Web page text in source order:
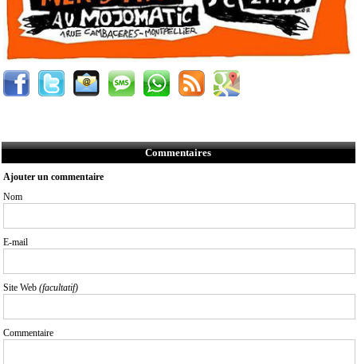
Commentaires
Ajouter un commentaire
Nom
E-mail
Site Web (facultatif)
Commentaire